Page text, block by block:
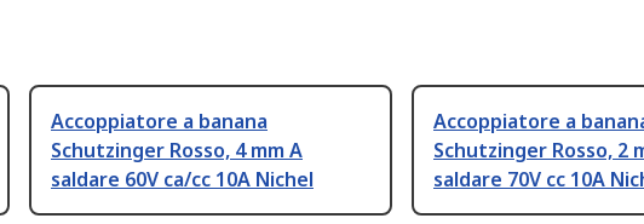
Accoppiatore a banana
Schutzinger Rosso, 4 mm A
saldare 60V ca/cc 10A Nichel
Accoppiatore a
Schutzinger Rosso, 2
saldare 70V cc 10A